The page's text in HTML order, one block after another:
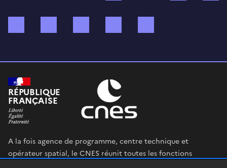
RÉPUBLIQUE
FRANÇAISE
A la fois agence de programme, centre technique et
opérateur spatial, le CNES réunit toutes les fonctions